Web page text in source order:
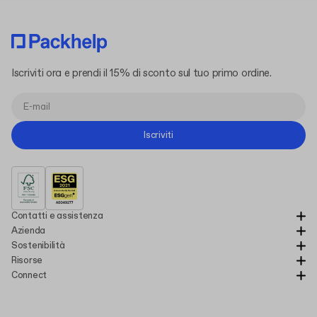
Contatti e assistenza
Azienda
Sostenibilità
Risorse
Connect
Iscriviti ora e prendi il 15% di sconto sul tuo primo ordine.
Iscriviti